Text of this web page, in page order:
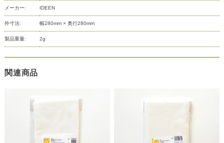
メーカー: IDEEN
外寸法: 幅280mm × 奥行280mm
製品重量: 2g
関連商品